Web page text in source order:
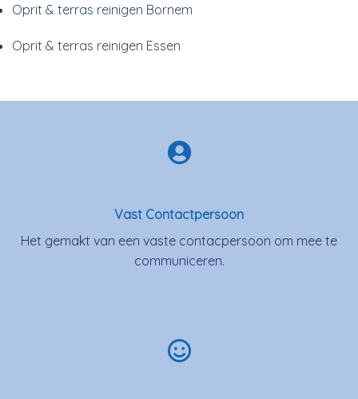
Oprit & terras reinigen Bornem
Oprit & terras reinigen Essen
Vast Contactpersoon
Het gemakt van een vaste contacpersoon om mee te
communiceren.